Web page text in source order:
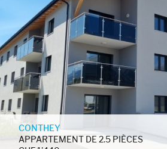
CONTHEY
APPARTEMENT DE 2.5 PIÈCES